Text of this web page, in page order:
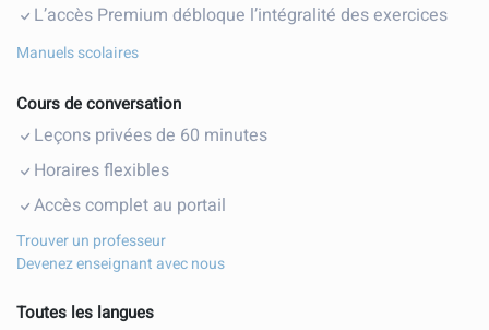
L’accès Premium débloque l’intégralité des exercices
Manuels scolaires
Cours de conversation
Leçons privées de 60 minutes
Horaires flexibles
Accès complet au portail
Trouver un professeur
Devenez enseignant avec nous
Toutes les langues